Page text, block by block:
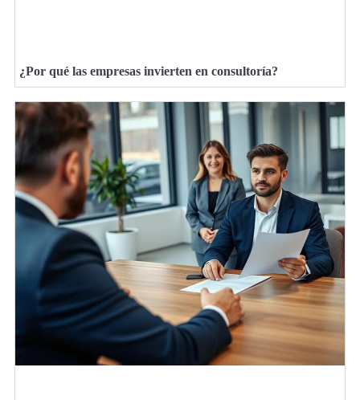
¿Por qué las empresas invierten en consultoría?